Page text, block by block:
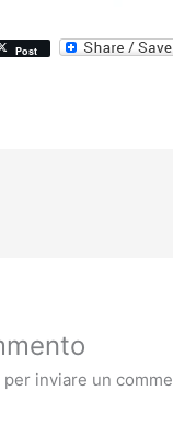
Post
per inviare un